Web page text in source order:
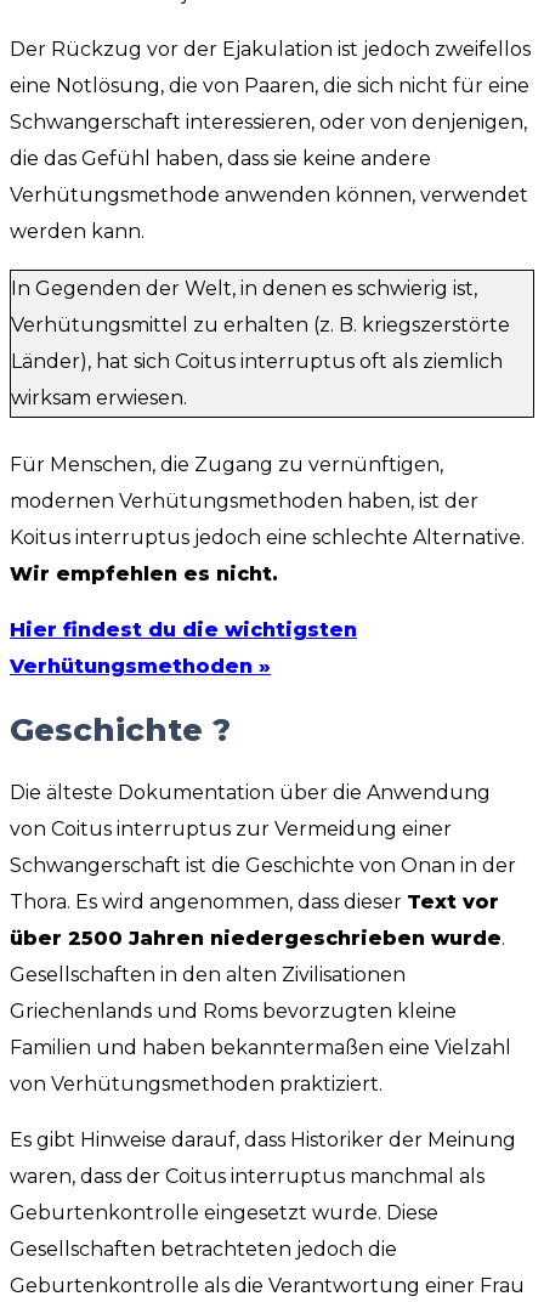
Der Rückzug vor der Ejakulation ist jedoch zweifellos
eine Notlösung, die von Paaren, die sich nicht für eine
Schwangerschaft interessieren, oder von denjenigen,
die das Gefühl haben, dass sie keine andere
Verhütungsmethode anwenden können, verwendet
werden kann.
In Gegenden der Welt, in denen es schwierig ist,
Verhütungsmittel zu erhalten (z. B. kriegszerstörte
Länder), hat sich Coitus interruptus oft als ziemlich
wirksam erwiesen.
Für Menschen, die Zugang zu vernünftigen,
modernen Verhütungsmethoden haben, ist der
Koitus interruptus jedoch eine schlechte Alternative.
Wir empfehlen es nicht.
Hier findest du die wichtigsten
Verhütungsmethoden »
Geschichte ?
Die älteste Dokumentation über die Anwendung
von Coitus interruptus zur Vermeidung einer
Schwangerschaft ist die Geschichte von Onan in der
Thora. Es wird angenommen, dass dieser Text vor
über 2500 Jahren niedergeschrieben wurde.
Gesellschaften in den alten Zivilisationen
Griechenlands und Roms bevorzugten kleine
Familien und haben bekanntermaßen eine Vielzahl
von Verhütungsmethoden praktiziert.
Es gibt Hinweise darauf, dass Historiker der Meinung
waren, dass der Coitus interruptus manchmal als
Geburtenkontrolle eingesetzt wurde. Diese
Gesellschaften betrachteten jedoch die
Geburtenkontrolle als die Verantwortung einer Frau